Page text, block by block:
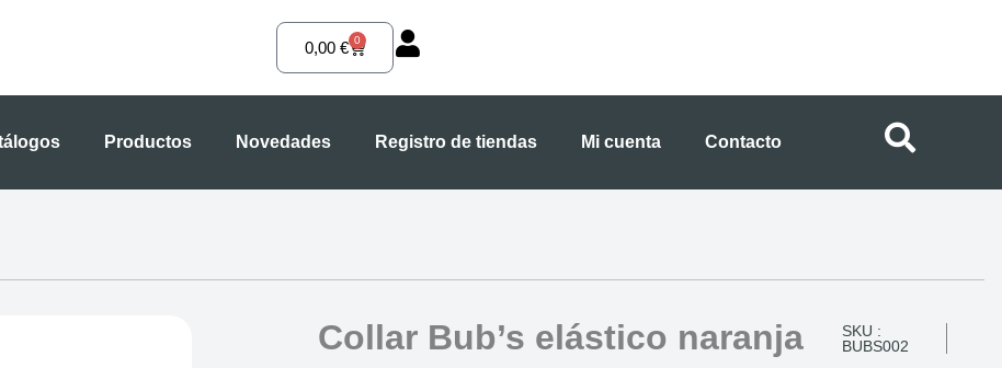
0,00 € 0
Carrito
Productos Novedades Registro de tiendas Mi cuenta Contacto
Collar Bub’s elástico naranja
SKU :
BUBS002